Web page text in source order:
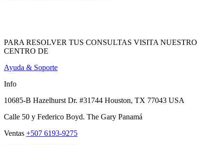
PARA RESOLVER TUS CONSULTAS VISITA NUESTRO
CENTRO DE
Ayuda & Soporte
Info
10685-B Hazelhurst Dr. #31744 Houston, TX 77043 USA
Calle 50 y Federico Boyd. The Gary Panamá
Ventas +507 6193-9275